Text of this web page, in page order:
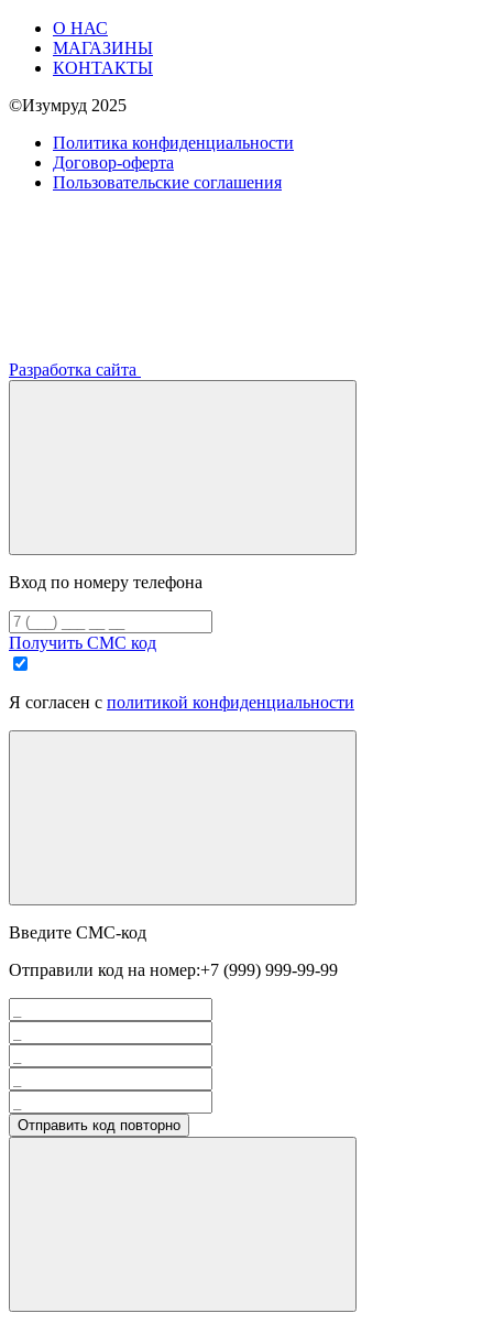
О НАС
МАГАЗИНЫ
КОНТАКТЫ
©Изумруд 2025
Политика конфиденциальности
Договор-оферта
Пользовательские соглашения
Разработка сайта
Вход по номеру телефона
Получить СМС код
Я согласен с политикой конфиденциальности
Введите СМС-код
Отправили код на номер:+7 (999) 999-99-99
Отправить код повторно